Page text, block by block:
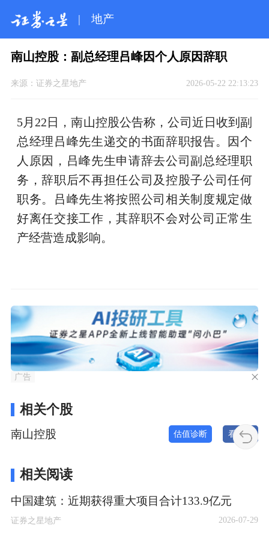
| 地产
南山控股：副总经理吕峰因个人原因辞职
来源： 证券之星地产 2026-05-22 22:13:23
5月22日，南山控股公告称，公司近日收到副
总经理吕峰先生递交的书面辞职报告。因个
人原因，吕峰先生申请辞去公司副总经理职
务，辞职后不再担任公司及控股子公司任何
职务。吕峰先生将按照公司相关制度规定做
好离任交接工作，其辞职不会对公司正常生
产经营造成影响。
广告
相关个股
南山控股 估值诊断 看新闻
相关阅读
中国建筑：近期获得重大项目合计133.9亿元
证券之星地产 2026-07-29